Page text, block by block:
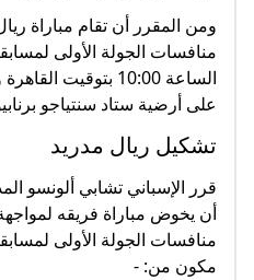
ومن المقرر أن تقام مباراة
منافسات الجولة الأولى
الساعة 10:00 بتوقيت
على أرضية ستاد سنتياجو
تشكيل ريال مدريد
قرر الإسباني تشابي ألونسو
أن يخوض مباراة فريقه
منافسات الجولة الأولى
مكون من: -